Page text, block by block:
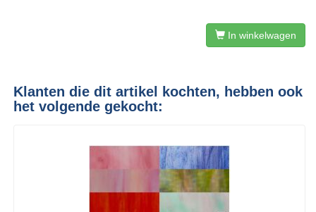
In winkelwagen
Klanten die dit artikel kochten, hebben ook
het volgende gekocht: